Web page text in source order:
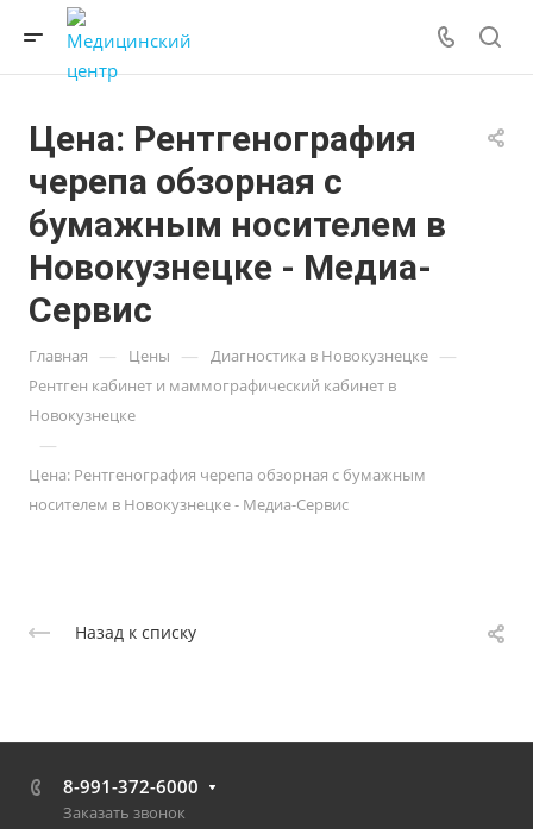
Цена: Рентгенография
черепа обзорная с
бумажным носителем в
Новокузнецке - Медиа-
Сервис
Главная — Цены — Диагностика в Новокузнецке —
Рентген кабинет и маммографический кабинет в
Новокузнецке
—
Цена: Рентгенография черепа обзорная с бумажным
носителем в Новокузнецке - Медиа-Сервис
Назад к списку
8-991-372-6000
Заказать звонок